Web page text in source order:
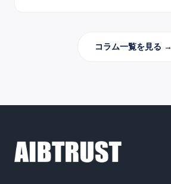
コラム一覧を見る →